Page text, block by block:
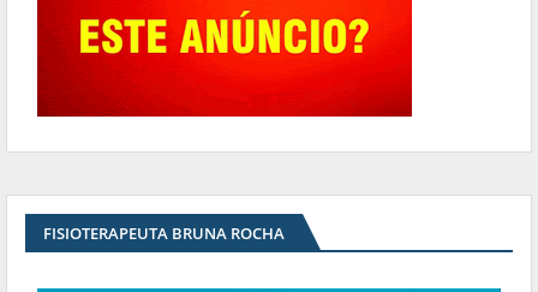
FISIOTERAPEUTA BRUNA ROCHA